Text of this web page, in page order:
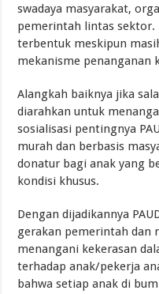
swadaya masyarakat,
pemerintah lintas sektor.
terbentuk meskipun
mekanisme penanganan
Alangkah baiknya jika
diarahkan untuk
sosialisasi pentingnya
murah dan berbasis
donatur bagi anak yang
kondisi khusus.
Dengan dijadikannya
gerakan pemerintah dan
menangani kekerasan
terhadap anak/pekerja
bahwa setiap anak di